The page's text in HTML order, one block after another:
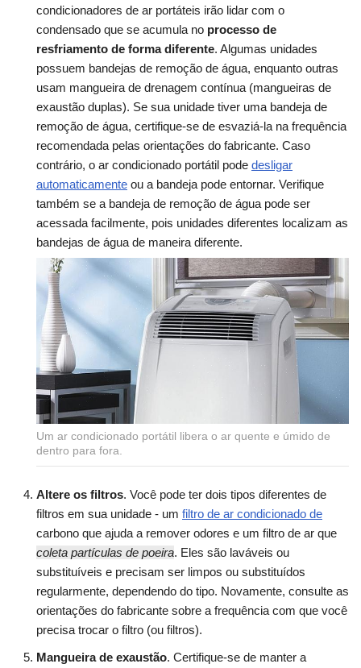
condicionadores de ar portáteis irão lidar com o
condensado que se acumula no processo de
resfriamento de forma diferente. Algumas unidades
possuem bandejas de remoção de água, enquanto outras
usam mangueira de drenagem contínua (mangueiras de
exaustão duplas). Se sua unidade tiver uma bandeja de
remoção de água, certifique-se de esvaziá-la na frequência
recomendada pelas orientações do fabricante. Caso
contrário, o ar condicionado portátil pode desligar
automaticamente ou a bandeja pode entornar. Verifique
também se a bandeja de remoção de água pode ser
acessada facilmente, pois unidades diferentes localizam as
bandejas de água de maneira diferente.
Um ar condicionado portátil libera o ar quente e úmido de
dentro para fora.
Altere os filtros. Você pode ter dois tipos diferentes de
filtros em sua unidade - um filtro de ar condicionado de
carbono que ajuda a remover odores e um filtro de ar que
coleta partículas de poeira. Eles são laváveis ou
substituíveis e precisam ser limpos ou substituídos
regularmente, dependendo do tipo. Novamente, consulte as
orientações do fabricante sobre a frequência com que você
precisa trocar o filtro (ou filtros).
Mangueira de exaustão. Certifique-se de manter a